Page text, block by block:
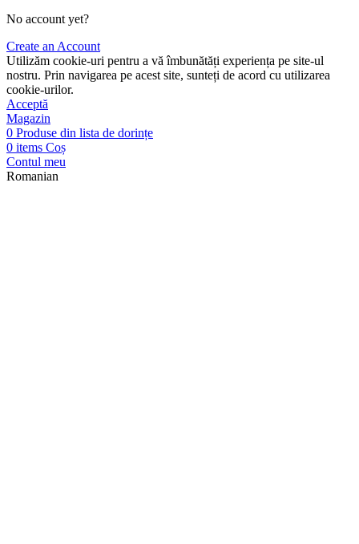
No account yet?
Create an Account
Utilizăm cookie-uri pentru a vă îmbunătăți experiența pe site-ul
nostru. Prin navigarea pe acest site, sunteți de acord cu utilizarea
cookie-urilor.
Acceptă
Magazin
0 Produse din lista de dorințe
0 items Coș
Contul meu
Romanian